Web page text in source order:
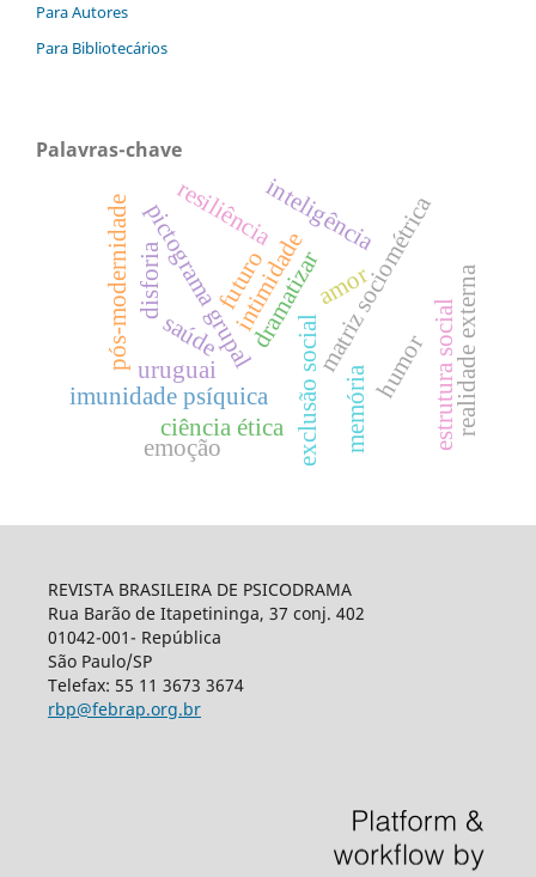
Para Autores
Para Bibliotecários
Palavras-chave
exclusão social
imunidade psíquica
pictograma grupaldramatizarmatriz sociométricarealidade externa
estrutura social
amor
intimidade
pós-modernidade resiliência
saúde
ciência ética
uruguai memória
emoção
inteligência
disforia
humor
futuro
REVISTA BRASILEIRA DE PSICODRAMA
Rua Barão de Itapetininga, 37 conj. 402
01042-001- República
São Paulo/SP
Telefax: 55 11 3673 3674
rbp@febrap.org.br